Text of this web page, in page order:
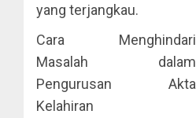
yang terjangkau.
Cara Menghindari
Masalah dalam
Pengurusan Akta
Kelahiran